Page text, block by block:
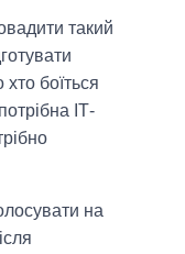
такий
боїться
ІТ-
на